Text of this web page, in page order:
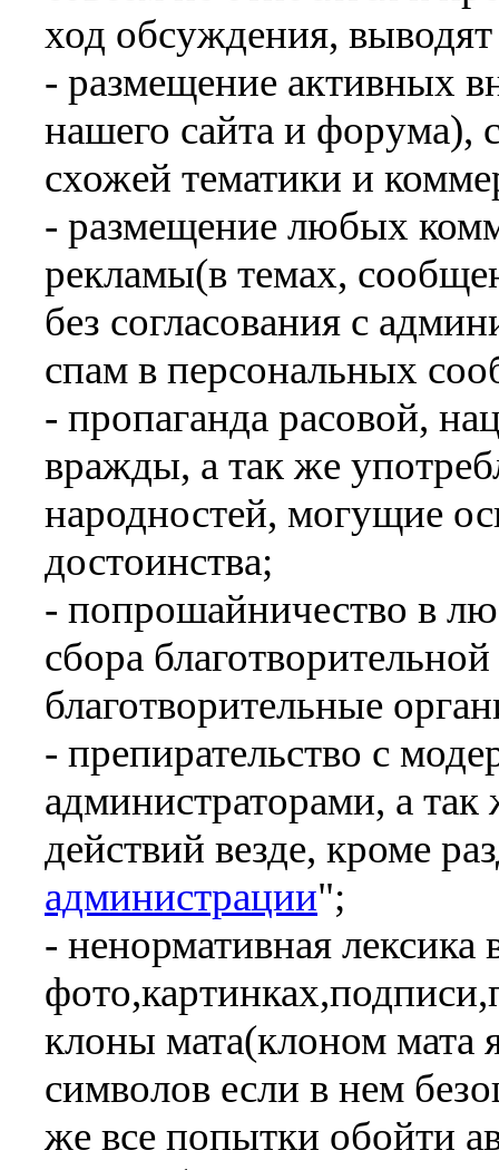
ход обсуждения,
- размещение активных
нашего сайта и форума),
схожей тематики и
- размещение любых
рекламы(в темах,
без согласования с
спам в персональных
- пропаганда расовой,
вражды, а так же
народностей, могущие
достоинства;
- попрошайничество в
сбора
благотворительные
- препирательство с
администраторами, а
действий везде, кроме
администрации";
- ненормативная
клоны мата(клоном мата
символов если в нем
же все попытки обойти